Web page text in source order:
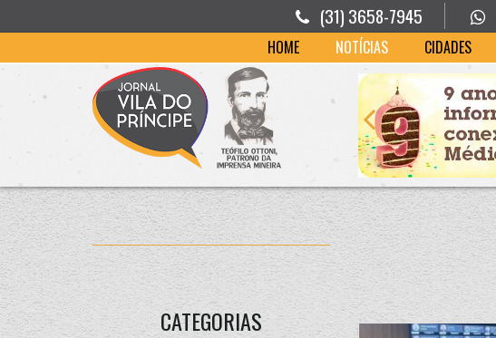
(31) 3658-7945
HOME NOTÍCIAS CIDADES
CATEGORIAS